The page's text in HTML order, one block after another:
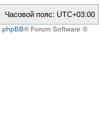
Часовой пояс: UTC+03:00
phpBB® Forum Software ©